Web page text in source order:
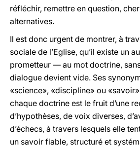
réfléchir, remettre en question,
alternatives.
Il est donc urgent de montrer, à
sociale de l’Eglise, qu’il existe un
prometteur — au mot doctrine,
dialogue devient vide. Ses
«science», «discipline» ou
chaque doctrine est le fruit d’une
d’hypothèses, de voix diverses,
d’échecs, à travers lesquels elle
un savoir fiable, structuré et